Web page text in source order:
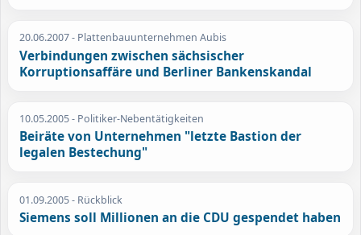
20.06.2007- Plattenbauunternehmen Aubis
Verbindungen zwischen sächsischer
Korruptionsaffäre und Berliner Bankenskandal
10.05.2005- Politiker-Nebentätigkeiten
Beiräte von Unternehmen "letzte Bastion der
legalen Bestechung"
01.09.2005- Rückblick
Siemens soll Millionen an die CDU gespendet haben